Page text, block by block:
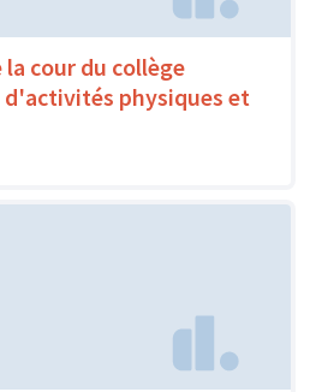
cour du collège
d'activités physiques et